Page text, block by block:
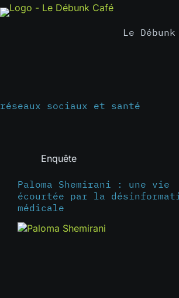
Passer
au
Le
réseaux sociaux et santé
Enquête
Paloma Shemirani : une vie
écourtée par la
médicale